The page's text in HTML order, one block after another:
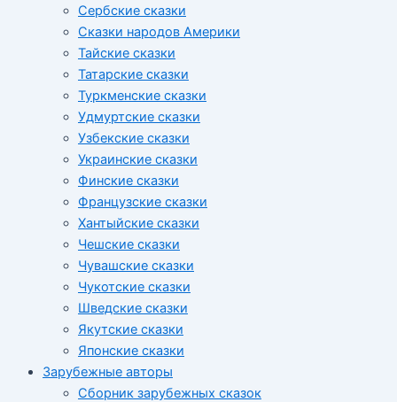
Сербские сказки
Сказки народов Америки
Тайские сказки
Татарские сказки
Туркменские сказки
Удмуртские сказки
Узбекские сказки
Украинские сказки
Финские сказки
Французские сказки
Хантыйские сказки
Чешские сказки
Чувашские сказки
Чукотские сказки
Шведские сказки
Якутские сказки
Японские сказки
Зарубежные авторы
Сборник зарубежных сказок